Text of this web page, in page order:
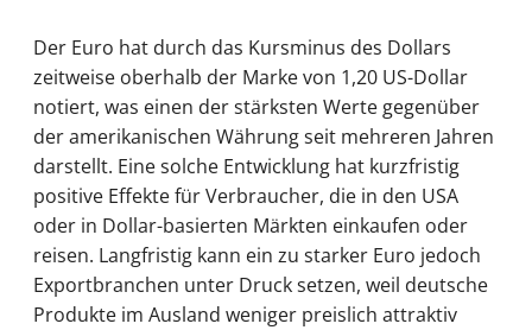
Der Euro hat durch das Kursminus des Dollars
zeitweise oberhalb der Marke von 1,20 US-Dollar
notiert, was einen der stärksten Werte gegenüber
der amerikanischen Währung seit mehreren Jahren
darstellt. Eine solche Entwicklung hat kurzfristig
positive Effekte für Verbraucher, die in den USA
oder in Dollar-basierten Märkten einkaufen oder
reisen. Langfristig kann ein zu starker Euro jedoch
Exportbranchen unter Druck setzen, weil deutsche
Produkte im Ausland weniger preislich attraktiv